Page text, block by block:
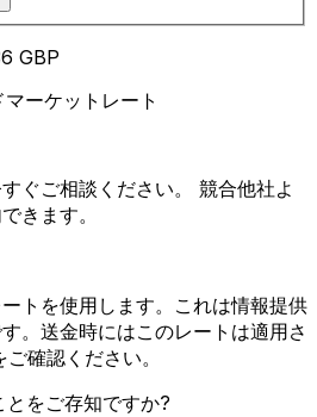
GBP
ーケットレート
ぐご相談ください。 競合他社よ
きます。
トを使用します。これは情報提供
。送金時にはこのレートは適用さ
確認ください。
をご存知ですか?